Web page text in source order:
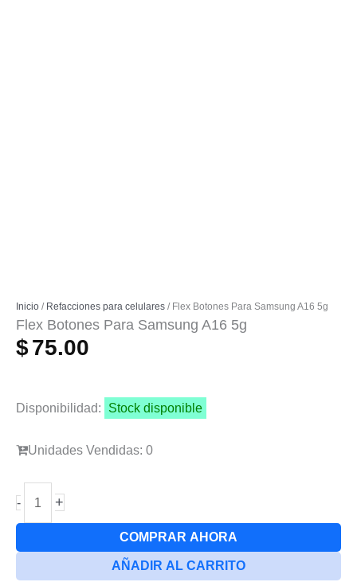
Inicio / Refacciones para celulares / Flex Botones Para Samsung A16 5g
Flex Botones Para Samsung A16 5g
$75.00
Disponibilidad: Stock disponible
Unidades Vendidas: 0
-
Botones
Samsung
+
COMPRAR AHORA
AÑADIR AL CARRITO